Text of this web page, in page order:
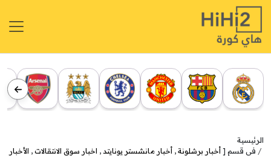
الرئيسية
في قسم [ أخبار برشلونة , أخبار مانشستر يونايتد , اخبار سوق الانتقالات , الأخبار